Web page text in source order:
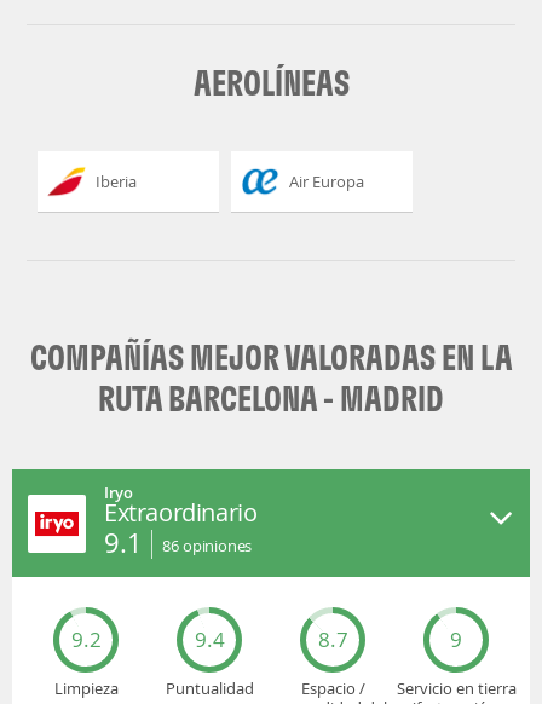
AEROLÍNEAS
Iberia Air Europa
COMPAÑÍAS MEJOR VALORADAS EN LA
RUTA BARCELONA - MADRID
Iryo
Extraordinario
9.1 86opiniones
9.2
Limpieza
9.4
Puntualidad
8.7
Espacio /
9
Servicio en tierra